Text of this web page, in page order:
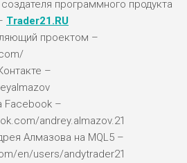
программного продукта
Trader21.RU
проектом –
–
Facebook –
andrey.almazov.21
Алмазова на MQL5 –
en/users/andytrader21